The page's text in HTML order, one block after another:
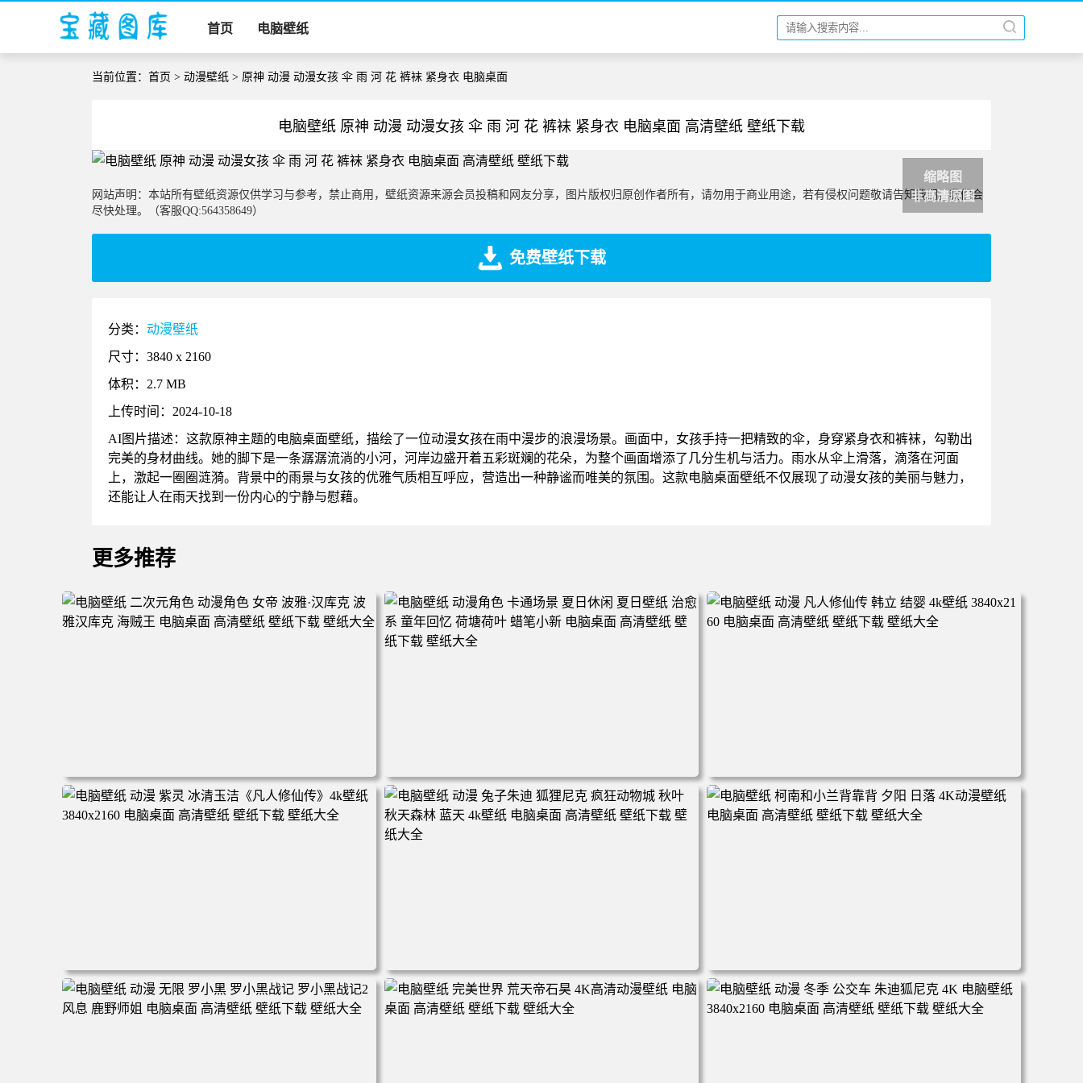
首页 电脑壁纸
当前位置：首页 >动漫壁纸 > 原神 动漫 动漫女孩 伞 雨 河 花 裤袜 紧身衣 电脑桌面
电脑壁纸 原神 动漫 动漫女孩 伞 雨 河 花 裤袜 紧身衣 电脑桌面 高清壁纸 壁纸下载
缩略图
非高清原图
网站声明：本站所有壁纸资源仅供学习与参考，禁止商用，壁纸资源来源会员投稿和网友分享，图片版权归原创作者所有，请勿用于商业用途，若有侵权问题敬请告知我们，我们会
尽快处理。（客服QQ:564358649）
免费壁纸下载
分类：动漫壁纸
尺寸：3840 x 2160
体积：2.7 MB
上传时间：2024-10-18
AI图片描述：这款原神主题的电脑桌面壁纸，描绘了一位动漫女孩在雨中漫步的浪漫场景。画面中，女孩手持一把精致的伞，身穿紧身衣和裤袜，勾勒出
完美的身材曲线。她的脚下是一条潺潺流淌的小河，河岸边盛开着五彩斑斓的花朵，为整个画面增添了几分生机与活力。雨水从伞上滑落，滴落在河面
上，激起一圈圈涟漪。背景中的雨景与女孩的优雅气质相互呼应，营造出一种静谧而唯美的氛围。这款电脑桌面壁纸不仅展现了动漫女孩的美丽与魅力，
还能让人在雨天找到一份内心的宁静与慰藉。
更多推荐
电脑壁纸 二次元角色 动漫角色 女帝 波雅·汉库克 波雅汉库
克 海贼王 电脑桌面 高清壁纸 壁纸下载 壁纸大全
电脑壁纸 动漫角色 卡通场景 夏日休闲 夏日壁纸 治愈系 童
年回忆 荷塘荷叶 蜡笔小新 电脑桌面 高清壁纸 壁纸下载 壁
纸大全
电脑壁纸 动漫 凡人修仙传 韩立 结婴 4k壁纸 3840x2160 电
脑桌面 高清壁纸 壁纸下载 壁纸大全
电脑壁纸 动漫 紫灵 冰清玉洁《凡人修仙传》4k壁纸 3840x2
160 电脑桌面 高清壁纸 壁纸下载 壁纸大全
电脑壁纸 动漫 兔子朱迪 狐狸尼克 疯狂动物城 秋叶 秋天森
林 蓝天 4k壁纸 电脑桌面 高清壁纸 壁纸下载 壁纸大全
电脑壁纸 柯南和小兰背靠背 夕阳 日落 4K动漫壁纸 电脑桌
面 高清壁纸 壁纸下载 壁纸大全